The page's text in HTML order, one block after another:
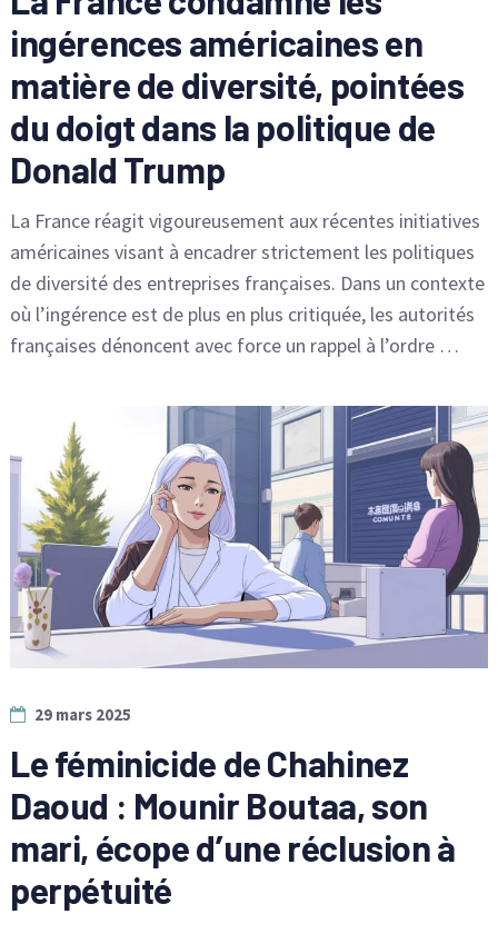
ingérences américaines en
matière de diversité, pointées
du doigt dans la politique de
Donald Trump
La France réagit vigoureusement aux récentes initiatives
américaines visant à encadrer strictement les politiques
de diversité des entreprises françaises. Dans un contexte
où l’ingérence est de plus en plus critiquée, les autorités
françaises dénoncent avec force un rappel à l’ordre …
29 mars 2025
Le féminicide de Chahinez
Daoud : Mounir Boutaa, son
mari, écope d’une réclusion à
perpétuité